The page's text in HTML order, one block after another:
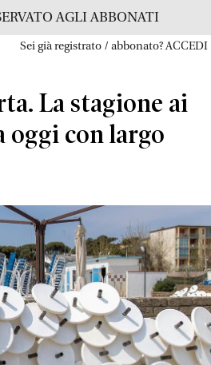
AGLI ABBONATI
Sei già registrato / abbonato? ACCEDI
La stagione ai
con largo